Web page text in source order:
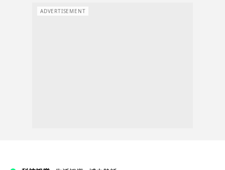
ADVERTISEMENT